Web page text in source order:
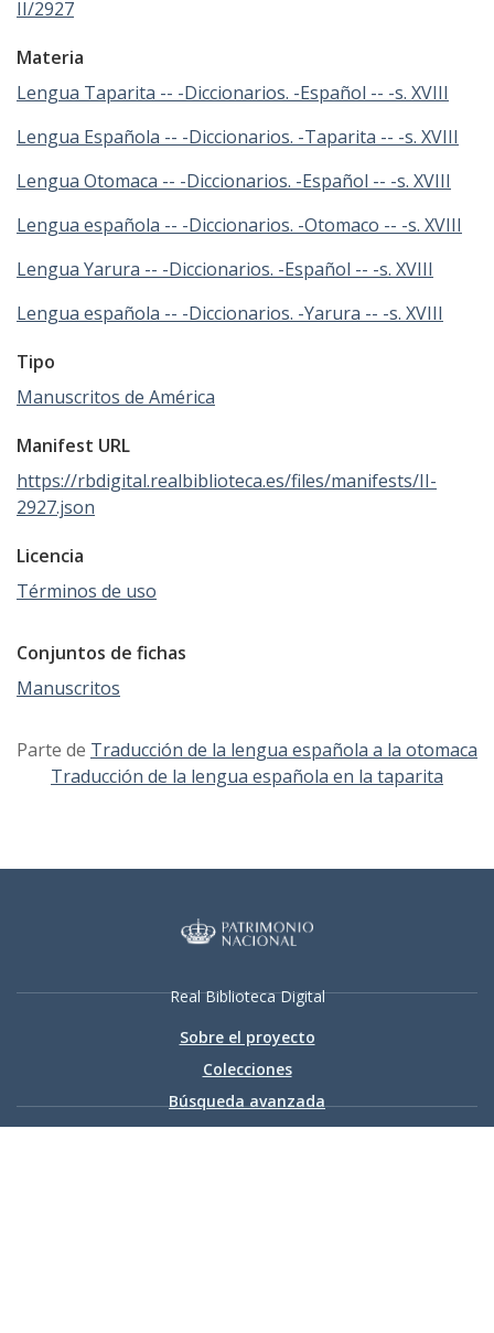
II/2927
Materia
Lengua Taparita -- -Diccionarios. -Español -- -s. XVIII
Lengua Española -- -Diccionarios. -Taparita -- -s. XVIII
Lengua Otomaca -- -Diccionarios. -Español -- -s. XVIII
Lengua española -- -Diccionarios. -Otomaco -- -s. XVIII
Lengua Yarura -- -Diccionarios. -Español -- -s. XVIII
Lengua española -- -Diccionarios. -Yarura -- -s. XVIII
Tipo
Manuscritos de América
Manifest URL
https://rbdigital.realbiblioteca.es/files/manifests/II-
2927.json
Licencia
Términos de uso
Conjuntos de fichas
Manuscritos
Parte de Traducción de la lengua española a la otomaca
Traducción de la lengua española en la taparita
Real Biblioteca Digital
Sobre el proyecto
Colecciones
Búsqueda avanzada